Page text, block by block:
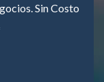
Sin Costo